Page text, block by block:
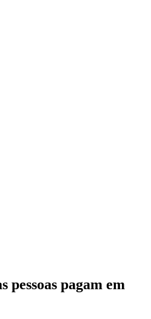
pessoas pagam em